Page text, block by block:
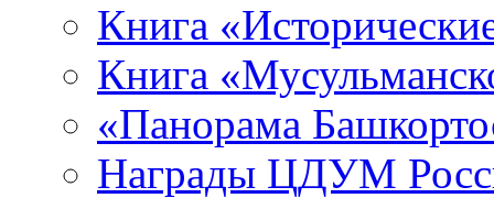
Книга
Книга
«Панорама
Награды ЦДУМ